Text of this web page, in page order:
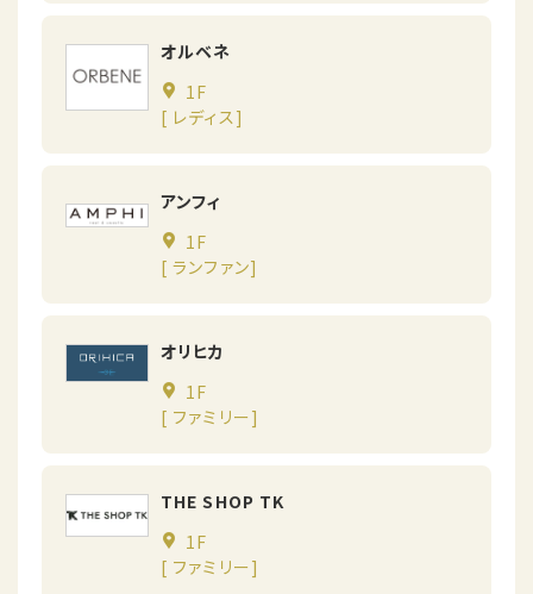
オルベネ
1F
[ レディス]
アンフィ
1F
[ ランファン]
オリヒカ
1F
[ ファミリー]
THE SHOP TK
1F
[ ファミリー]